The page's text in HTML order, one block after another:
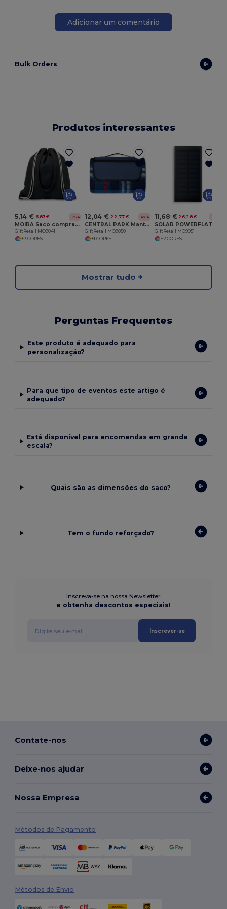
Adicionar um comentário
Bulk Orders
Produtos interessantes
5,14 € 6,83 € -25%
MOIRA Saco compras lona alças longas
GiftRetail MO9041
+3 CORES
12,04 € 22,77 € -47%
CENTRAL PARK Manta acrilica de picnic
GiftRetail MO9050
+1 CORES
11,68 € 26,28 € -56%
GiftRetail MO9051
+2 CORES
Mostrar tudo
Perguntas Frequentes
Este produto é adequado para
personalização?
Para que tipo de eventos este artigo é
adequado?
Está disponível para encomendas em grande
escala?
Quais são as dimensões do saco?
Tem o fundo reforçado?
Inscreva-se na nossa Newsletter
e obtenha descontos especiais!
Inscrever-se
Contate-nos
Deixe-nos ajudar
Nossa Empresa
Métodos de Pagamento
Métodos de Envio